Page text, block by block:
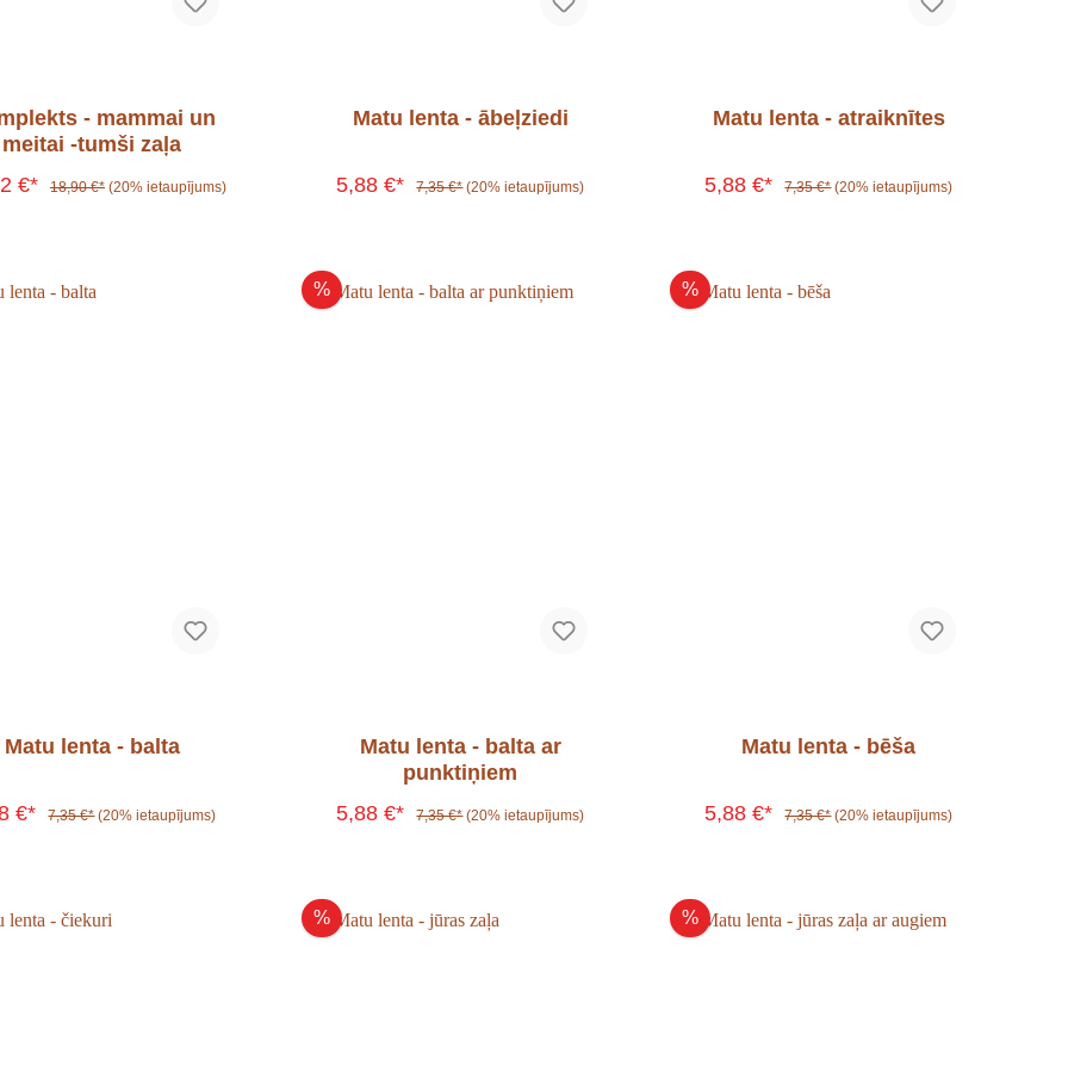
- mammai un
meitai -tumši zaļa
€*
18,90 €* (20% ietaupījums)
Matu lenta - ābeļziedi
5,88 €* 7,35 €* (20% ietaupījums)
Matu lenta - atraiknītes
5,88 €* 7,35 €* (20% ietaupījums)
Matu lenta - balta
€* 7,35 €* (20% ietaupījums)
%
Matu lenta - balta ar
punktiņiem
5,88 €*
7,35 €* (20% ietaupījums)
%
Matu lenta - bēša
5,88 €* 7,35 €* (20% ietaupījums)
% %